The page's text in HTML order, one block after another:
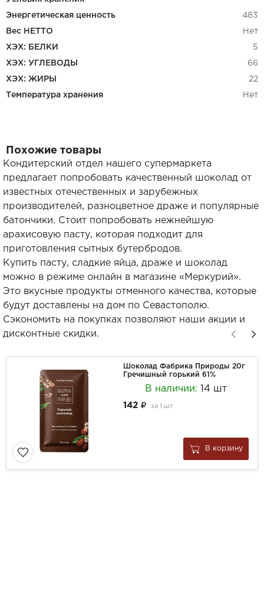
Энергетическая ценность 483
Вес НЕТТО Нет
ХЭХ: БЕЛКИ 5
ХЭХ: УГЛЕВОДЫ 66
ХЭХ: ЖИРЫ 22
Температура хранения Нет
Похожие товары
Кондитерский отдел нашего супермаркета
предлагает попробовать качественный шоколад от
известных отечественных и зарубежных
производителей, разноцветное драже и популярные
батончики. Стоит попробовать нежнейшую
арахисовую пасту, которая подходит для
приготовления сытных бутербродов.
Купить пасту, сладкие яйца, драже и шоколад
можно в режиме онлайн в магазине «Меркурий».
Это вкусные продукты отменного качества, которые
будут доставлены на дом по Севастополю.
Сэкономить на покупках позволяют наши акции и
дисконтные скидки.
Шоколад Фабрика Природы 20г
Гречишный горький 61%
В наличии: 14 шт
142 за 1 шт
В корзину